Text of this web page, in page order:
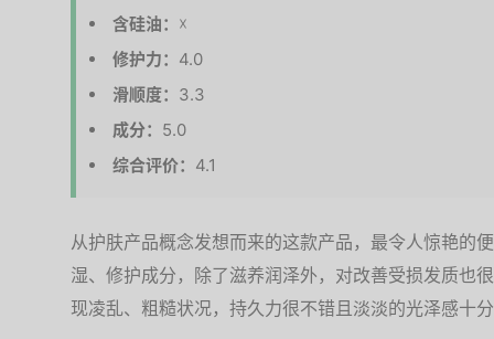
含硅油： ☓
修护力： 4.0
滑顺度： 3.3
成分： 5.0
综合评价： 4.1
从护肤产品概念发想而来的这款产品，最令人惊艳的
湿、修护成分，除了滋养润泽外，对改善受损发质也
现凌乱、粗糙状况，持久力很不错且淡淡的光泽感十